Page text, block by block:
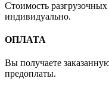
Стоимость разгрузочных
индивидуально.
ОПЛАТА
Вы получаете
предоплаты.